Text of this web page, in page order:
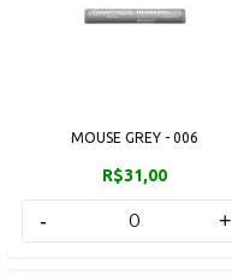
MOUSE GREY - 006
R$31,00
- +